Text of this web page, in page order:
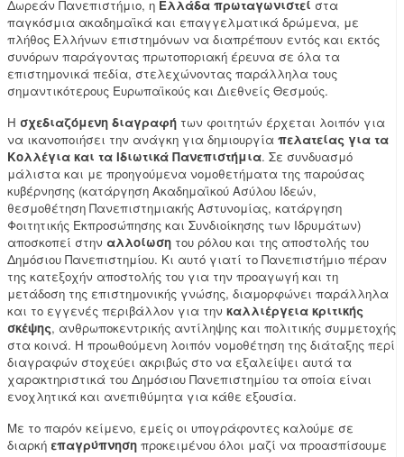
Δωρεάν Πανεπιστήμιο, η Ελλάδα πρωταγωνιστεί στα
παγκόσμια ακαδημαϊκά και επαγγελματικά δρώμενα, με
πλήθος Ελλήνων επιστημόνων να διαπρέπουν εντός και εκτός
συνόρων παράγοντας πρωτοποριακή έρευνα σε όλα τα
επιστημονικά πεδία, στελεχώνοντας παράλληλα τους
σημαντικότερους Ευρωπαϊκούς και Διεθνείς Θεσμούς.
Η σχεδιαζόμενη διαγραφή των φοιτητών έρχεται λοιπόν για
να ικανοποιήσει την ανάγκη για δημιουργία πελατείας για τα
Κολλέγια και τα Ιδιωτικά Πανεπιστήμια. Σε συνδυασμό
μάλιστα και με προηγούμενα νομοθετήματα της παρούσας
κυβέρνησης (κατάργηση Ακαδημαϊκού Ασύλου Ιδεών,
θεσμοθέτηση Πανεπιστημιακής Αστυνομίας, κατάργηση
Φοιτητικής Εκπροσώπησης και Συνδιοίκησης των Ιδρυμάτων)
αποσκοπεί στην αλλοίωση του ρόλου και της αποστολής του
Δημόσιου Πανεπιστημίου. Κι αυτό γιατί το Πανεπιστήμιο πέραν
της κατεξοχήν αποστολής του για την προαγωγή και τη
μετάδοση της επιστημονικής γνώσης, διαμορφώνει παράλληλα
και το εγγενές περιβάλλον για την καλλιέργεια κριτικής
σκέψης, ανθρωποκεντρικής αντίληψης και πολιτικής συμμετοχής
στα κοινά. Η προωθούμενη λοιπόν νομοθέτηση της διάταξης περί
διαγραφών στοχεύει ακριβώς στο να εξαλείψει αυτά τα
χαρακτηριστικά του Δημόσιου Πανεπιστημίου τα οποία είναι
ενοχλητικά και ανεπιθύμητα για κάθε εξουσία.
Με το παρόν κείμενο, εμείς οι υπογράφοντες καλούμε σε
διαρκή επαγρύπνηση προκειμένου όλοι μαζί να προασπίσουμε